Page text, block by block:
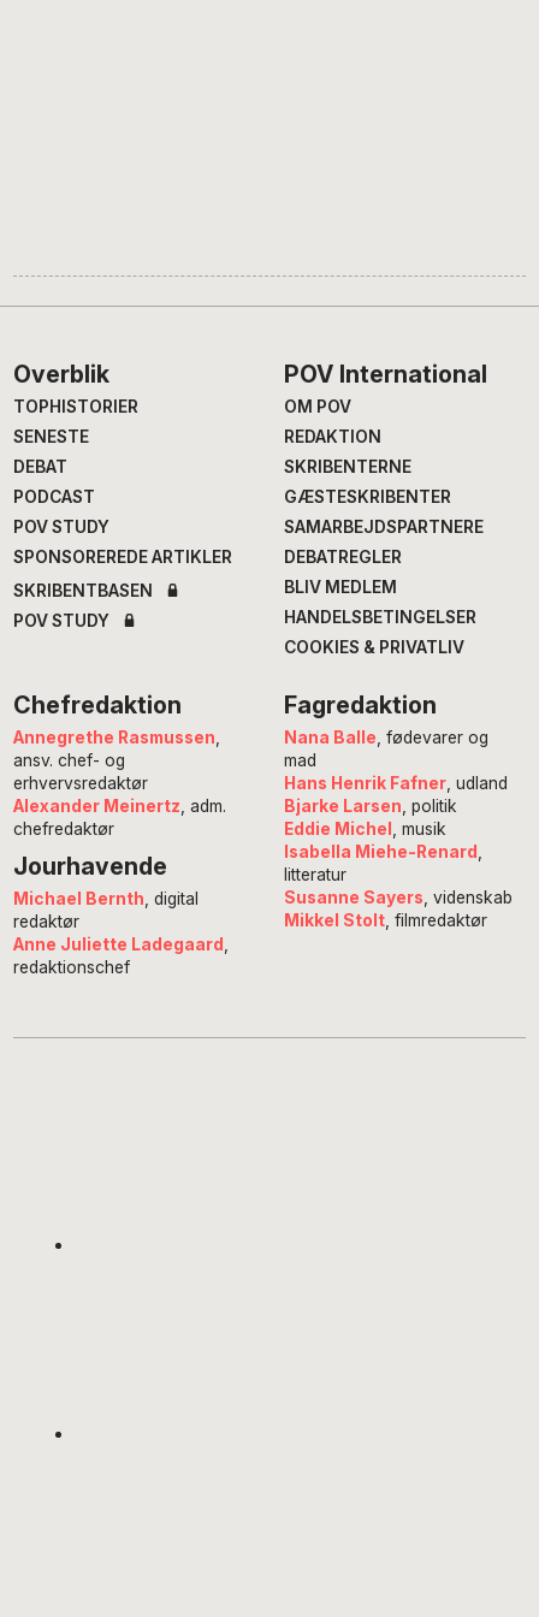
Footer
Overblik
TOPHISTORIER
SENESTE
DEBAT
PODCAST
POV STUDY
SPONSOREREDE ARTIKLER
SKRIBENTBASEN
POV STUDY
POV International
OM POV
REDAKTION
SKRIBENTERNE
GÆSTESKRIBENTER
SAMARBEJDSPARTNERE
DEBATREGLER
BLIV MEDLEM
HANDELSBETINGELSER
COOKIES & PRIVATLIV
Chefredaktion
Annegrethe Rasmussen,
ansv. chef- og
erhvervsredaktør
Alexander Meinertz, adm.
chefredaktør
Jourhavende
Michael Bernth , digital
redaktør
Anne Juliette Ladegaard
redaktionschef
Fagredaktion
Nana Balle, fødevarer og
mad
Hans Henrik Fafner, udland
Bjarke Larsen, politik
Eddie Michel , musik
Isabella Miehe-Renard ,
litteratur
Susanne Sayers, videnskab
Mikkel Stolt, filmredaktør